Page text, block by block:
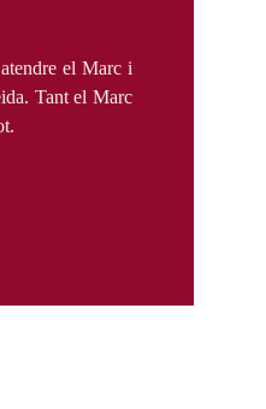
el Marc i
Tant el Marc